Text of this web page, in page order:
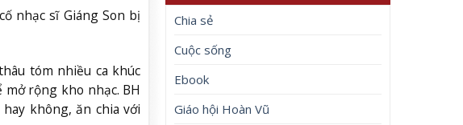
nhạc sĩ Giáng Son bị
tóm nhiều ca khúc
mở rộng kho nhạc. BH
không, ăn chia với
Chia sẻ
Cuộc sống
Ebook
Giáo hội Hoàn Vũ